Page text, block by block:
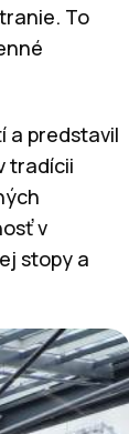
To
a predstavil
tradícii
v
stopy a